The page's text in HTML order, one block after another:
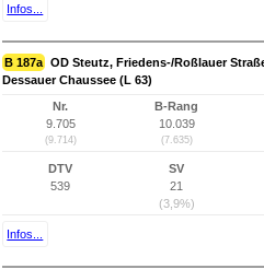
Infos...
B 187a OD Steutz, Friedens-/Roßlauer
Dessauer Chaussee (L 63)
Nr.
9.705
(9.714)
B-Rang
10.039
(7.635)
DTV
539
SV
21
(3,9%)
Infos...